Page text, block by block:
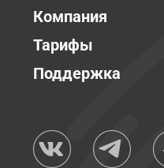
Компания
Тарифы
Поддержка